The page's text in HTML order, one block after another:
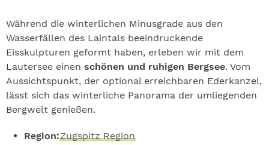
Während die winterlichen Minusgrade aus den
Wasserfällen des Laintals beeindruckende
Eisskulpturen geformt haben, erleben wir mit dem
Lautersee einen schönen und ruhigen Bergsee. Vom
Aussichtspunkt, der optional erreichbaren Ederkanzel,
lässt sich das winterliche Panorama der umliegenden
Bergwelt genießen.
Region:Zugspitz Region